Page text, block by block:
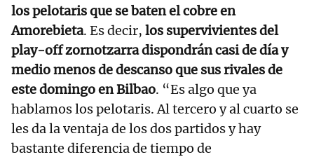
los pelotaris que se baten el cobre en
Amorebieta. Es decir, los supervivientes del
play-off zornotzarra dispondrán casi de día y
medio menos de descanso que sus rivales de
este domingo en Bilbao. “Es algo que ya
hablamos los pelotaris. Al tercero y al cuarto se
les da la ventaja de los dos partidos y hay
bastante diferencia de tiempo de